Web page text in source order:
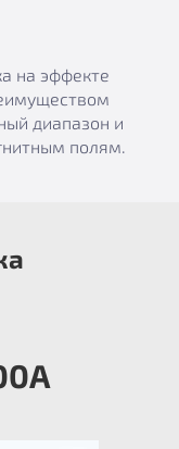
на эффекте
диапазон и
полям.